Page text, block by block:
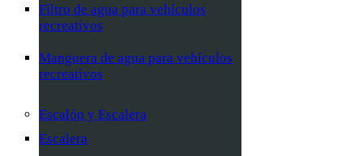
Filtro de agua para vehículos
recreativos
Manguera de agua para vehículos
recreativos
Escalón y Escalera
Escalera